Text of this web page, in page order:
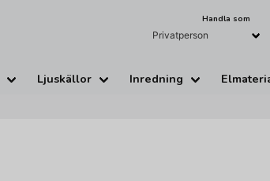
Handla som
Ljuskällor Inredning